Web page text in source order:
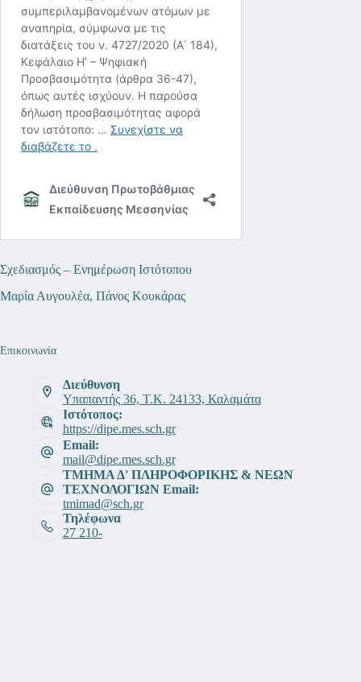
Σχεδιασμός – Ενημέρωση Ιστότοπου
Μαρία Αυγουλέα, Πάνος Κουκάρας
Επικοινωνία
Διεύθυνση
Υπαπαντής 36, Τ.Κ. 24133, Καλαμάτα
Ιστότοπος:
https://dipe.mes.sch.gr
Email:
mail@dipe.mes.sch.gr
ΤΜΗΜΑ Δ' ΠΛΗΡΟΦΟΡΙΚΗΣ & ΝΕΩΝ
ΤΕΧΝΟΛΟΓΙΩΝ Email:
tmimad@sch.gr
Τηλέφωνα
27 210-